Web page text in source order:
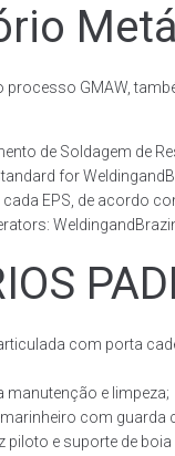
processo GMAW,
de Soldagem de
for
EPS, de acordo
com porta
manutenção e limpeza;
com guarda
piloto e suporte de boia